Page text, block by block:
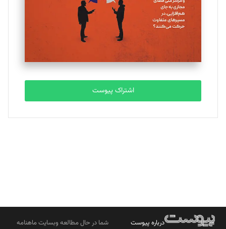
ملینا جعفری
تحریریه
مصطفی مسجدی آرانی
تحریریه
بابک نقاش
تحریریه
اشتراک پیوست
درباره پیوست
شما در حال مطالعه وبسایت ماهنامه